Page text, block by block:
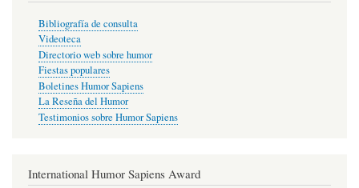
Bibliografía de consulta
Videoteca
Directorio web sobre humor
Fiestas populares
Boletines Humor Sapiens
La Reseña del Humor
Testimonios sobre Humor Sapiens
International Humor Sapiens Award